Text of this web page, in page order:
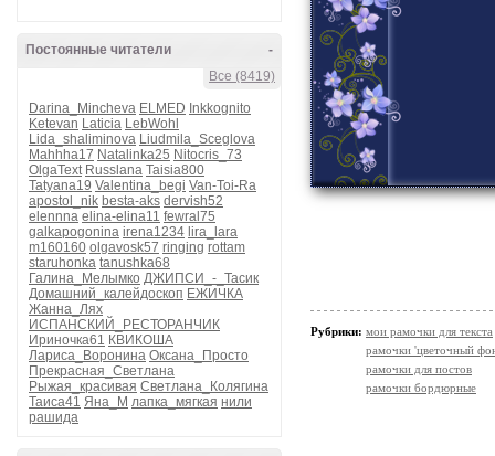
-
Постоянные читатели
Все (8419)
Darina_Mincheva ELMED Inkkognito
Ketevan Laticia LebWohl
Lida_shaliminova Liudmila_Sceglova
Mahhha17 Natalinka25 Nitocris_73
OlgaText Russlana Taisia800
Tatyana19 Valentina_begi Van-Toi-Ra
apostol_nik besta-aks dervish52
elennna elina-elina11 fewral75
galkapogonina irena1234 lira_lara
m160160 olgavosk57 ringing rottam
staruhonka tanushka68
Галина_Мелымко ДЖИПСИ_-_Тасик
Домашний_калейдоскоп ЕЖИЧКА
Жанна_Лях
ИСПАНСКИЙ_РЕСТОРАНЧИК
Ириночка61 КВИКОША
Лариса_Воронина Оксана_Просто
Прекрасная_Светлана
Рыжая_красивая Светлана_Колягина
Таиса41 Яна_М лапка_мягкая нили
рашида
Рубрики: мои рамочки для текста
рамочки 'цветочный
рамочки для постов
рамочки бордюрные